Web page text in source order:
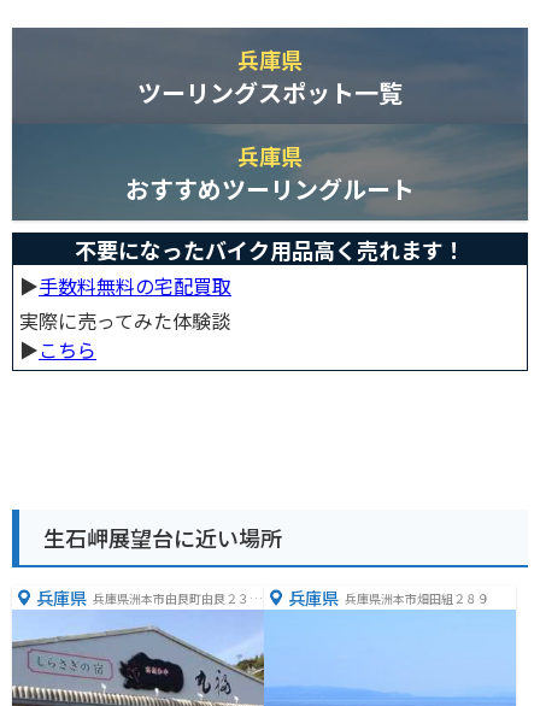
兵庫県
ツーリングスポット一覧
兵庫県
おすすめツーリングルート
不要になったバイク用品高く売れます！
▶︎手数料無料の宅配買取
実際に売ってみた体験談
▶︎こちら
生石岬展望台に近い場所
兵庫県 兵庫県洲本市由良町由良２３７
兵庫県 兵庫県洲本市畑田組２８９